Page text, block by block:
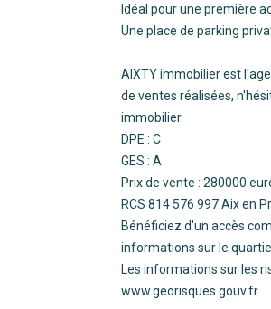
Idéal pour une première
Une place de parking
AIXTY immobilier est
de ventes réalisées,
immobilier.
DPE : C
GES : A
Prix de vente : 280000
RCS 814 576 997 Aix en
Bénéficiez d'un accès
informations sur le
Les informations sur les
www.georisques.gouv.fr